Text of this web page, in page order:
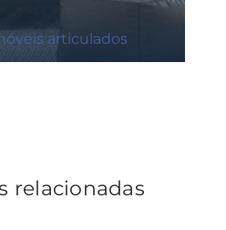
articulados
relacionadas